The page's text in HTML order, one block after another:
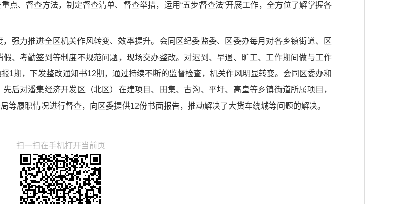
点、督查方法，制定督查清单、督查举措，运用“五步督查法”开展工作，全方位了解掌握各
强力推进全区机关作风转变、效率提升。会同区纪委监委、区委办每月对各乡镇街道、区
、考勤签到等制度不规范问题，现场交办整改。对迟到、早退、旷工、工作期间做与工作
1期，下发整改通知书12期，通过持续不断的监督检查，机关作风明显转变。会同区委办和
后对潘集经济开发区（北区）在建项目、田集、古沟、平圩、高皇等乡镇街道所属项目，
等履职情况进行督查，向区委提供12份书面报告，推动解决了大货车绕城等问题的解决。
扫一扫在手机打开当前页